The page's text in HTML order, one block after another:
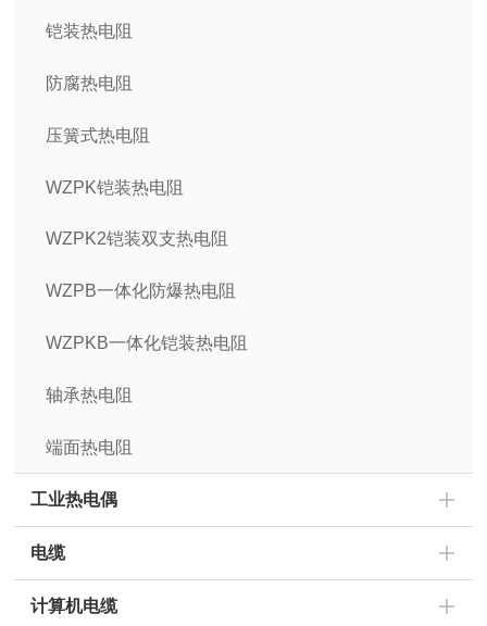
铠装热电阻
防腐热电阻
压簧式热电阻
WZPK铠装热电阻
WZPK2铠装双支热电阻
WZPB一体化防爆热电阻
WZPKB一体化铠装热电阻
轴承热电阻
端面热电阻
工业热电偶
电缆
计算机电缆